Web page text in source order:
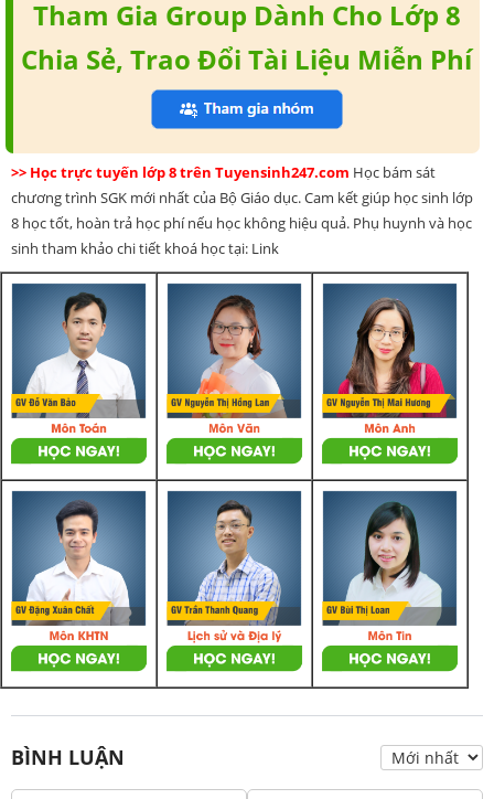
Tham Gia Group Dành Cho Lớp 8
Chia Sẻ, Trao Đổi Tài Liệu Miễn Phí
>> Học trực tuyến lớp 8 trên Tuyensinh247.com Học bám sát
chương trình SGK mới nhất của Bộ Giáo dục. Cam kết giúp học sinh lớp
8 học tốt, hoàn trả học phí nếu học không hiệu quả. Phụ huynh và học
sinh tham khảo chi tiết khoá học tại: Link
BÌNH LUẬN